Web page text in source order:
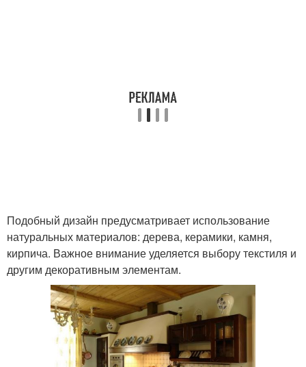
Подобный дизайн предусматривает использование
натуральных материалов: дерева, керамики, камня,
кирпича. Важное внимание уделяется выбору текстиля и
другим декоративным элементам.